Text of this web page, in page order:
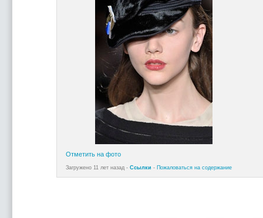
Отметить на фото
Загружено 11 лет назад - Ссылки - Пожаловаться на содержание